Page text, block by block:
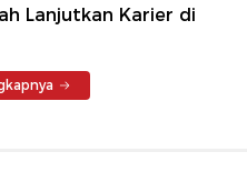
Lanjutkan Karier di